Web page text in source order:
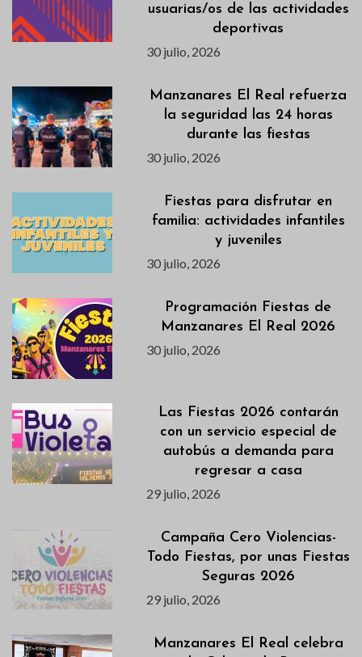
usuarias/os de las actividades
deportivas
30 julio, 2026
Manzanares El Real refuerza
la seguridad las 24 horas
durante las fiestas
30 julio, 2026
Fiestas para disfrutar en
familia: actividades infantiles
y juveniles
30 julio, 2026
Programación Fiestas de
Manzanares El Real 2026
30 julio, 2026
Las Fiestas 2026 contarán
con un servicio especial de
autobús a demanda para
regresar a casa
29 julio, 2026
Campaña Cero Violencias-
Todo Fiestas, por unas Fiestas
Seguras 2026
29 julio, 2026
Manzanares El Real celebra